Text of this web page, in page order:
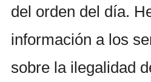
del orden del día.
información a los
sobre la ilegalidad